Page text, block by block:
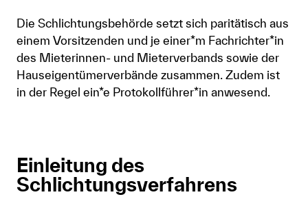
Die Schlichtungsbehörde setzt sich paritätisch aus
einem Vorsitzenden und je einer*m Fachrichter*in
des Mieterinnen- und Mieterverbands sowie der
Hauseigentümerverbände zusammen. Zudem ist
in der Regel ein*e Protokollführer*in anwesend.
Einleitung des
Schlichtungsverfahrens